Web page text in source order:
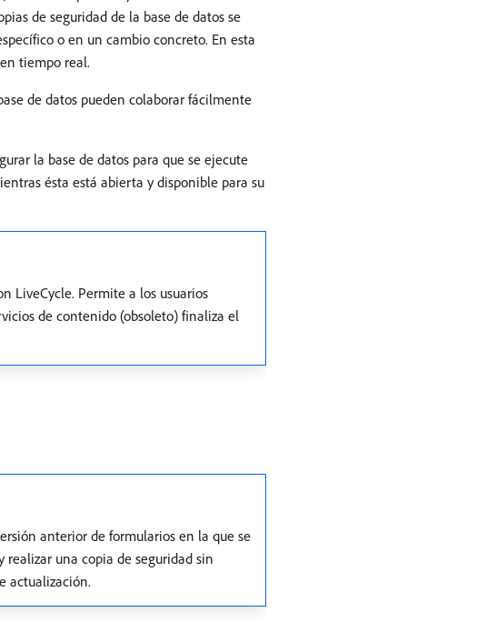
de seguridad de la base de datos se
o en un cambio concreto. En esta
tiempo real.
de datos pueden colaborar fácilmente
la base de datos para que se ejecute
ésta está abierta y disponible para su
LiveCycle. Permite a los usuarios
de contenido (obsoleto) finaliza el
anterior de formularios en la que se
realizar una copia de seguridad sin
actualización.